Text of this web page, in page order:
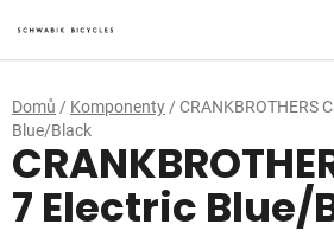
na
obsah
Domů / Komponenty / CRANKBROTHERS
Blue/Black
7 Electric Blue/